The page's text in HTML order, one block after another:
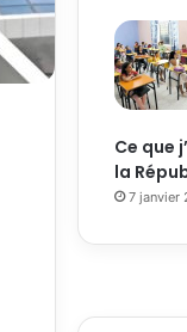
Ce que
la
7 janvier